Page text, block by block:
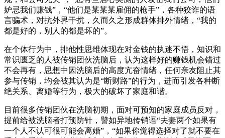
妒忌我们赚钱”，“他们是某某某雇佣的枪手”，各种狡诈的语
言骗术，对抗外界干扰，久而久之形成群体排外情绪，“我的
都是好的，别人的都是坏的”。
在个体行为中，排他性思维体现在对金钱的执迷不悟，知识和
常识匮乏的人被传销团伙洗脑后，认为这样好的赚钱机会错过
不会再有，思想中因洗脑后的高度亢奋情绪，任何亲友阻止其
参与传销，均会被其认为是“断财路”的行为，进而引发各种断
绝关系、离婚等行为，极大的破坏了家庭和谐。
目前很多传销团伙在洗脑初期，面对可预知的家庭成员反对，
提前给被洗脑者打预防针，譬如异地传销语“夫妻两个如果有
一个人不认可很可能会离婚”，“如果你觉得选择对了就不要在